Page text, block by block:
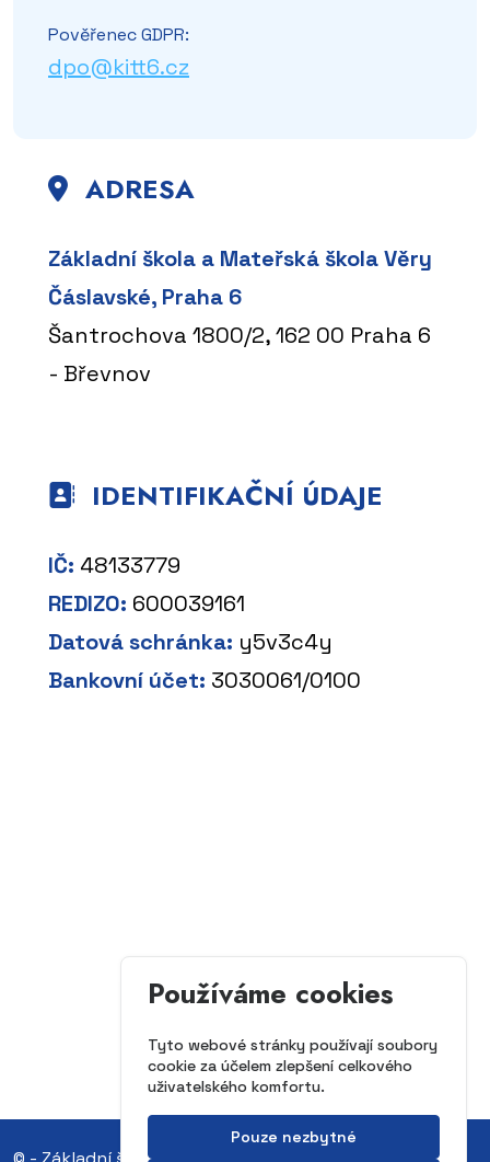
Používáme cookies
Tyto webové stránky používají soubory
cookie za účelem zlepšení celkového
uživatelského komfortu.
Pouze nezbytné
Pověřenec GDPR:
dpo@kitt6.cz
ADRESA
Základní škola a Mateřská škola Věry
Čáslavské, Praha 6
Šantrochova 1800/2, 162 00 Praha 6
- Břevnov
IDENTIFIKAČNÍ ÚDAJE
IČ: 48133779
REDIZO: 600039161
Datová schránka: y5v3c4y
Bankovní účet: 3030061/0100